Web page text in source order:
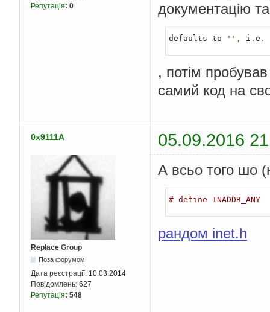
Репутація: 0
документацію
defaults to '' , i . e .
, потім
самий код на
0x9111A 05.09.2016
Replace Group
Поза форумом
Дата реєстрації: 10.03.2014
Повідомлень: 627
Репутація: 548
А всьо того шо
# define
рандом inet.h